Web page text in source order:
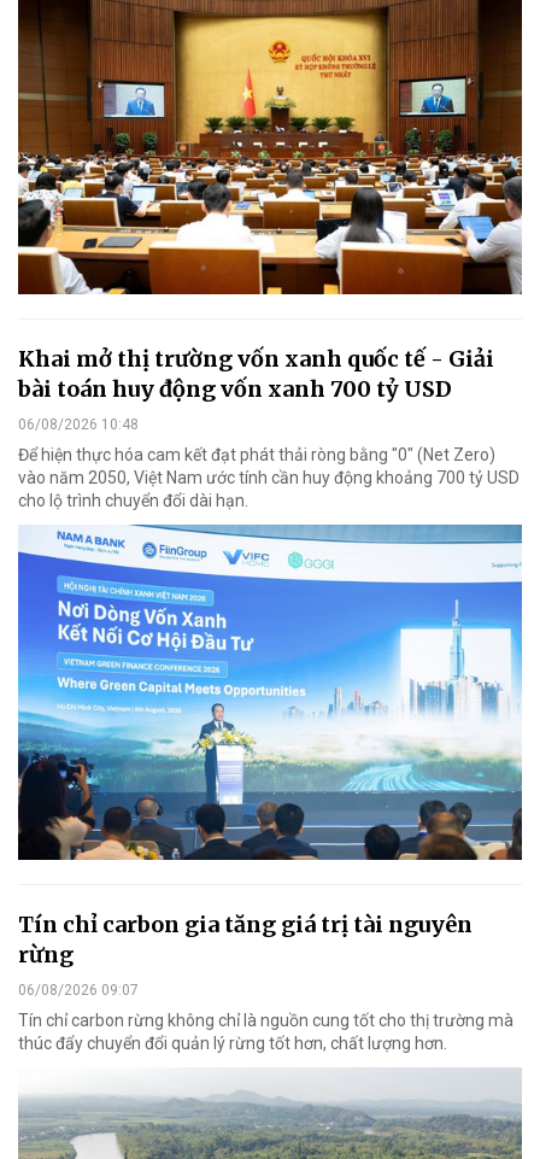
Khai mở thị trường vốn xanh quốc tế - Giải
bài toán huy động vốn xanh 700 tỷ USD
06/08/2026 10:48
Để hiện thực hóa cam kết đạt phát thải ròng bằng "0" (Net Zero)
vào năm 2050, Việt Nam ước tính cần huy động khoảng 700 tỷ USD
cho lộ trình chuyển đổi dài hạn.
Tín chỉ carbon gia tăng giá trị tài nguyên
rừng
06/08/2026 09:07
Tín chỉ carbon rừng không chỉ là nguồn cung tốt cho thị trường mà
thúc đẩy chuyển đổi quản lý rừng tốt hơn, chất lượng hơn.